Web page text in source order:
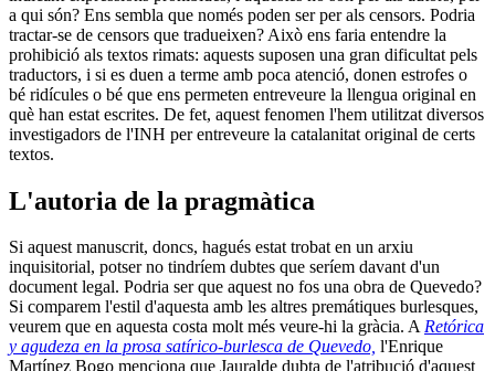
a qui són? Ens sembla que només poden ser per als censors. Podria
tractar-se de censors que tradueixen? Això ens faria entendre la
prohibició als textos rimats: aquests suposen una gran dificultat pels
traductors, i si es duen a terme amb poca atenció, donen estrofes o
bé ridícules o bé que ens permeten entreveure la llengua original en
què han estat escrites. De fet, aquest fenomen l'hem utilitzat diversos
investigadors de l'INH per entreveure la catalanitat original de certs
textos.
L'autoria de la pragmàtica
Si aquest manuscrit, doncs, hagués estat trobat en un arxiu
inquisitorial, potser no tindríem dubtes que seríem davant d'un
document legal. Podria ser que aquest no fos una obra de Quevedo?
Si comparem l'estil d'aquesta amb les altres premátiques burlesques,
veurem que en aquesta costa molt més veure-hi la gràcia. ARetórica
y agudeza en la prosa satírico-burlesca de Quevedo, l'Enrique
Martínez Bogo menciona que Jauralde dubta de l'atribució d'aquest